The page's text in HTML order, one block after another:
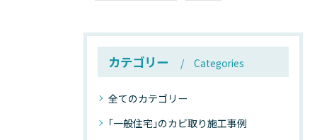
カテゴリー Categories
全てのカテゴリー
｢一般住宅｣のカビ取り施工事例